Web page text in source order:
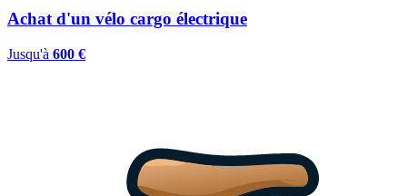
Achat d'un vélo cargo électrique
Jusqu'à 600 €